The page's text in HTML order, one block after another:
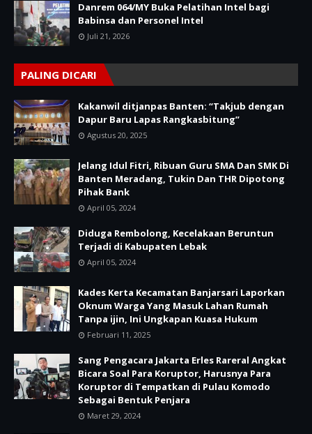
Danrem 064/MY Buka Pelatihan Intel bagi
Babinsa dan Personel Intel
Juli 21, 2026
PALING DICARI
Kakanwil ditjanpas Banten: “Takjub dengan
Dapur Baru Lapas Rangkasbitung”
Agustus 20, 2025
Jelang Idul Fitri, Ribuan Guru SMA Dan SMK Di
Banten Meradang, Tukin Dan THR Dipotong
Pihak Bank
April 05, 2024
Diduga Rembolong, Kecelakaan Beruntun
Terjadi di Kabupaten Lebak
April 05, 2024
Kades Kerta Kecamatan Banjarsari Laporkan
Oknum Warga Yang Masuk Lahan Rumah
Tanpa ijin, Ini Ungkapan Kuasa Hukum
Februari 11, 2025
Sang Pengacara Jakarta Erles Rareral Angkat
Bicara Soal Para Koruptor, Harusnya Para
Koruptor di Tempatkan di Pulau Komodo
Sebagai Bentuk Penjara
Maret 29, 2024